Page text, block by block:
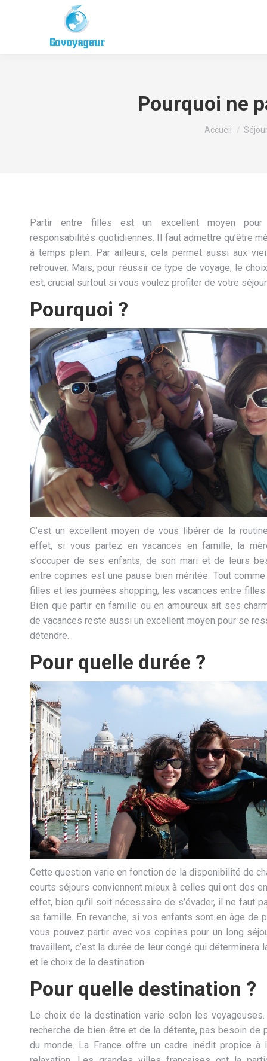
Pourquoi ne
Vous êtes ici :
Accueil
Partir entre filles est un excellent moyen
responsabilités quotidiennes. Il faut admettre qu’être
à temps plein. Par ailleurs, cela permet aussi aux
retrouver. Mais, pour réussir ce type de voyage, le
est, crucial surtout si vous voulez profiter de votre
Pourquoi ?
C’est un excellent moyen de vous libérer de la
effet, si vous partez en vacances en famille, la
s’occuper de ses enfants, de son mari et de leurs
entre copines est une pause bien méritée. Tout
filles et les journées shopping, les vacances entre
Bien que partir en famille ou en amoureux ait ses
de vacances reste aussi un excellent moyen pour se
détendre.
Pour quelle durée ?
Cette question varie en fonction de la disponibilité de
courts séjours conviennent mieux à celles qui ont des
effet, bien qu’il soit nécessaire de s’évader, il ne faut
sa famille. En revanche, si vos enfants sont en âge de
vous pouvez partir avec vos copines pour un long
travaillent, c’est la durée de leur congé qui déterminera
et le choix de la destination.
Pour quelle destination ?
Le choix de la destination varie selon les
recherche de bien-être et de la détente, pas besoin de
du monde. La France offre un cadre inédit propice